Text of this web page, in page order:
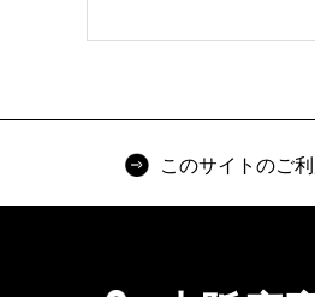
このサイトのご